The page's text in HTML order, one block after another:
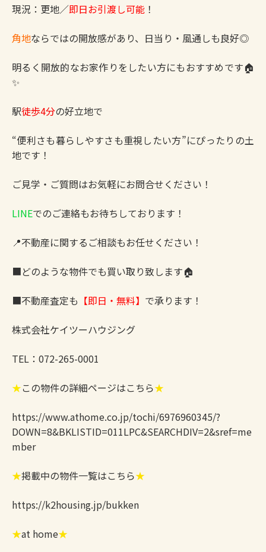
現況：更地／即日お引渡し可能 ！
角地ならではの開放感があり、日当り・風通しも良好◎
明るく開放的なお家作りをしたい方にもおすすめです🏠
✨
駅徒歩4分の好立地で
“便利さも暮らしやすさも重視したい方”にぴったりの土
地です！
ご見学・ご質問はお気軽にお問合せください！
LINEでのご連絡もお待ちしております！
📍不動産に関するご相談もお任せください！
■どのような物件でも買い取り致します🏠
■不動産査定も 【即日・無料】 で承ります！
株式会社ケイツーハウジング
TEL：072-265-0001
★この物件の詳細ページはこちら★
https://www.athome.co.jp/tochi/6976960345/?
DOWN=8&BKLISTID=011LPC&SEARCHDIV=2&sref=me
mber
★掲載中の物件一覧はこちら★
https://k2housing.jp/bukken
★at home★